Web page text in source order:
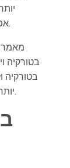
אפשרויות זולות מבלי להתפשר על איכות ההליך.
מאמר
בטורקיה
יותר אנשים בוחרים ביעד זה לצרכי ניתוח קוסמטי.